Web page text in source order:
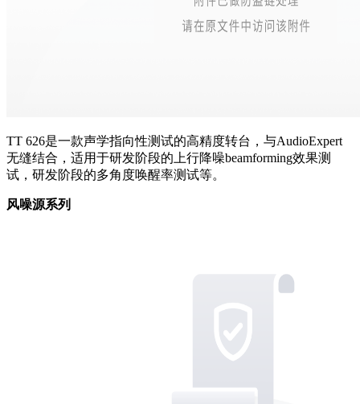
TT 626是一款声学指向性测试的高精度转台，与AudioExpert
无缝结合，适用于研发阶段的上行降噪beamforming效果测
试，研发阶段的多角度唤醒率测试等。
风噪源系列